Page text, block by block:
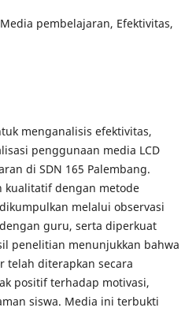
pembelajaran, Efektivitas,
menganalisis efektivitas,
penggunaan media LCD
di SDN 165 Palembang.
kualitatif dengan metode
melalui observasi
guru, serta diperkuat
penelitian menunjukkan bahwa
telah diterapkan secara
positif terhadap motivasi,
siswa. Media ini terbukti